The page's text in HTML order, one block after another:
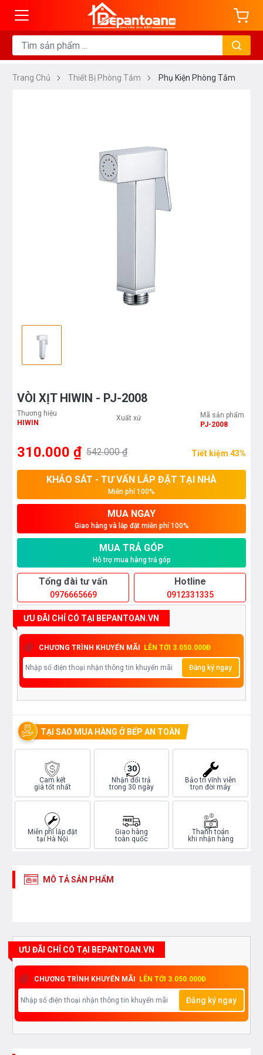
Trang Chủ Thiết Bị Phòng Tắm Phụ Kiện Phòng Tắm
VÒI XỊT HIWIN - PJ-2008
Thương hiệu
HIWIN
Xuất xứ
Mã sản phẩm
PJ-2008
310.000 ₫ 542.000 ₫ Tiết kiệm 43%
KHẢO SÁT - TƯ VẤN LẮP ĐẶT TẠI NHÀ
Miễn phí 100%
MUA NGAY
Giao hàng và lắp đặt miễn phí 100%
MUA TRẢ GÓP
Hỗ trợ mua hàng trả góp
Tổng đài tư vấn
0976665669
Hotline
0912331335
ƯU ĐÃI CHỈ CÓ TẠI BEPANTOAN.VN
CHƯƠNG TRÌNH KHUYẾN MÃI LÊN TỚI 3.050.000Đ
Đăng ký ngay
TẠI SAO MUA HÀNG Ở BẾP AN TOÀN
Cam kết
giá tốt nhất
Nhận đổi trả
trong 30 ngày
Bảo trì vĩnh viễn
trọn đời máy
Miễn phí lắp đặt
tại Hà Nội
Giao hàng
toàn quốc
Thanh toán
khi nhận hàng
MÔ TẢ SẢN PHẨM
ƯU ĐÃI CHỈ CÓ TẠI BEPANTOAN.VN
CHƯƠNG TRÌNH KHUYẾN MÃI LÊN TỚI 3.050.000Đ
Đăng ký ngay